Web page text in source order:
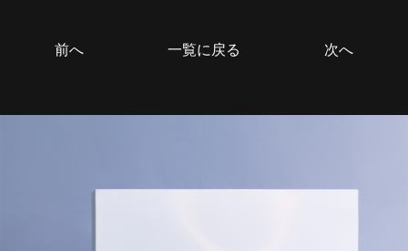
前へ 一覧に戻る 次へ